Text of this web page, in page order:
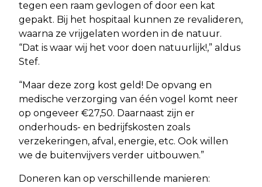
tegen een raam gevlogen of door een kat
gepakt. Bij het hospitaal kunnen ze revalideren,
waarna ze vrijgelaten worden in de natuur.
“Dat is waar wij het voor doen natuurlijk!,” aldus
Stef.
“Maar deze zorg kost geld! De opvang en
medische verzorging van één vogel komt neer
op ongeveer €27,50. Daarnaast zijn er
onderhouds- en bedrijfskosten zoals
verzekeringen, afval, energie, etc. Ook willen
we de buitenvijvers verder uitbouwen.”
Doneren kan op verschillende manieren: